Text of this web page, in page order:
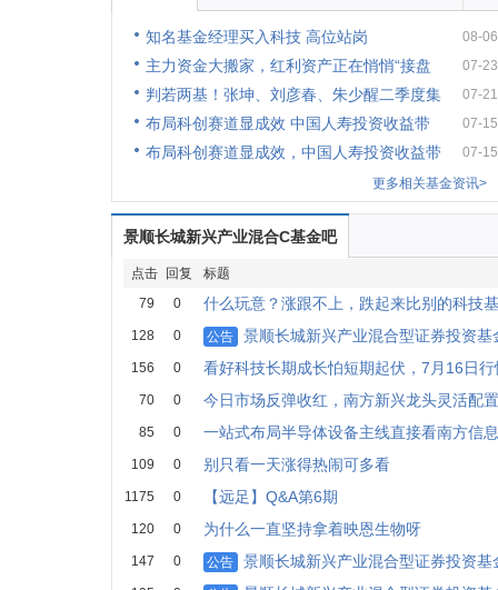
知名基金经理买入科技 高位站岗 08-06
主力资金大搬家，红利资产正在悄悄“接盘 07-23
判若两基！张坤、刘彦春、朱少醒二季度集 07-21
布局科创赛道显成效 中国人寿投资收益带 07-15
布局科创赛道显成效，中国人寿投资收益带
07-15
更多相关基金资讯>
景顺长城新兴产业混合C基金吧
点击 回复
标题
79
0 什么玩意？涨跟不上，跌起来比别的科技
128 0 公告 景顺长城新兴产业混合型证券投资基
156 0 看好科技长期成长怕短期起伏，7月16日
70 0 今日市场反弹收红，南方新兴龙头灵活配
85 0 一站式布局半导体设备主线直接看南方信
109 0 别只看一天涨得热闹可多看
1175 0 【远足】Q&A第6期
120 0 为什么一直坚持拿着映恩生物呀
147 0 公告 景顺长城新兴产业混合型证券投资基